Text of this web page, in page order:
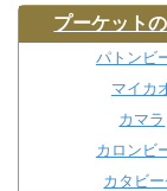
プーケット
パトンビ
マイカ
カマラ
カロンビ
カタビー